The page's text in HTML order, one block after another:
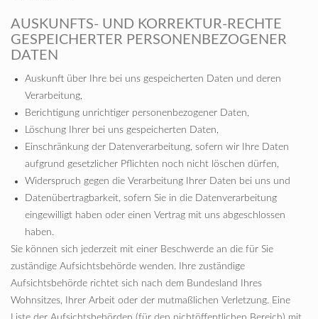
AUSKUNFTS- UND KORREKTUR-RECHTE
GESPEICHERTER PERSONENBEZOGENER
DATEN
Auskunft über Ihre bei uns gespeicherten Daten und deren
Verarbeitung,
Berichtigung unrichtiger personenbezogener Daten,
Löschung Ihrer bei uns gespeicherten Daten,
Einschränkung der Datenverarbeitung, sofern wir Ihre Daten
aufgrund gesetzlicher Pflichten noch nicht löschen dürfen,
Widerspruch gegen die Verarbeitung Ihrer Daten bei uns und
Datenübertragbarkeit, sofern Sie in die Datenverarbeitung
eingewilligt haben oder einen Vertrag mit uns abgeschlossen
haben.
Sie können sich jederzeit mit einer Beschwerde an die für Sie
zuständige Aufsichtsbehörde wenden. Ihre zuständige
Aufsichtsbehörde richtet sich nach dem Bundesland Ihres
Wohnsitzes, Ihrer Arbeit oder der mutmaßlichen Verletzung. Eine